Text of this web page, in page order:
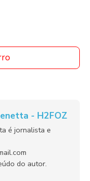
- H2FOZ
é jornalista e
do autor.